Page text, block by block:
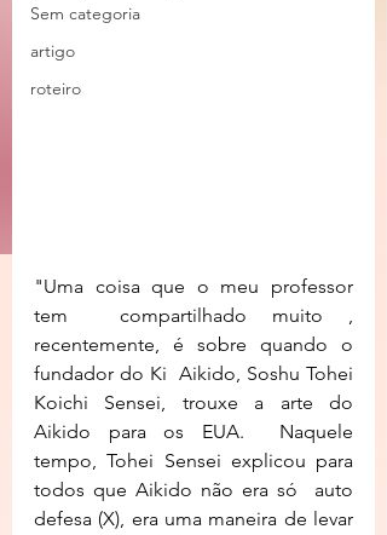
Sem categoria
artigo
roteiro
"Uma coisa que o meu professor
tem  compartilhado muito ,
recentemente, é sobre quando o
fundador do Ki  Aikido, Soshu Tohei
Koichi Sensei, trouxe a arte do
Aikido para os EUA.  Naquele
tempo, Tohei Sensei explicou para
todos que Aikido não era só  auto
defesa (X), era uma maneira de levar